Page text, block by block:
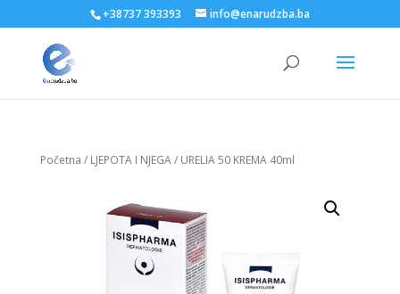
+38737 393393 info@enarudzba.ba
Početna / LJEPOTA I NJEGA/ URELIA 50 KREMA 40ml